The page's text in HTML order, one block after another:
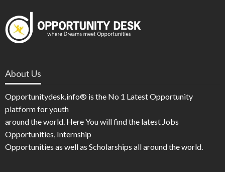
About Us
Opportunitydesk.info® is the No 1 Latest Opportunity
platform for youth
around the world. Here You will find the latest Jobs
Opportunities, Internship
Opportunities as well as Scholarships all around the world.